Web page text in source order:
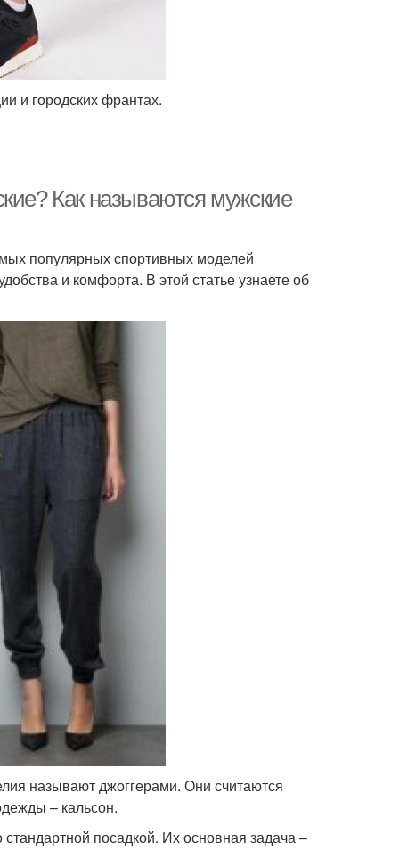
и городских франтах.
Как называются мужские
популярных спортивных моделей
и комфорта. В этой статье узнаете об
называют джоггерами. Они считаются
– кальсон.
посадкой. Их основная задача –